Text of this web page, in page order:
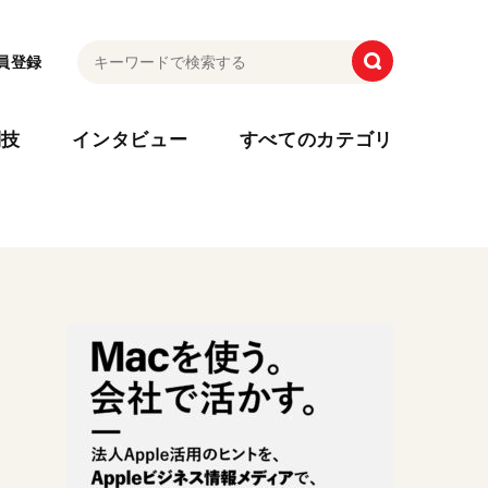
登録
インタビュー すべてのカテゴリ